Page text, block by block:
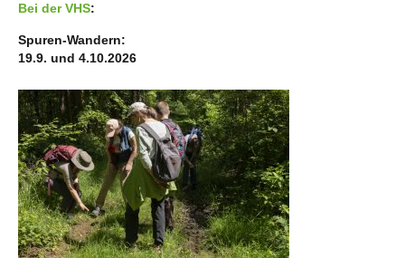
Bei der VHS:
Spuren-Wandern:
19.9. und 4.10.2026